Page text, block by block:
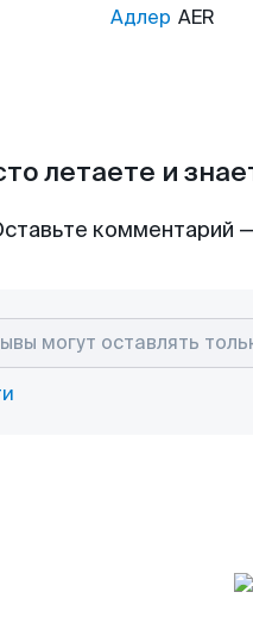
Адлер AER
летаете и
комментарий